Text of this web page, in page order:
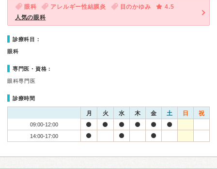
眼科 アレルギー性結膜炎 目のかゆみ
4.5
人気の眼科
診療科目：
眼科
専門医・資格：
眼科専門医
診療時間
月 火 水 木 金 土 日 祝
09:00-12:00
14:00-17:00